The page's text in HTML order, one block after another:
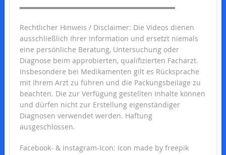
▬▬▬▬▬▬▬▬▬▬▬▬▬▬▬▬▬▬▬▬▬▬
Rechtlicher Hinweis / Disclaimer: Die Videos dienen
ausschließlich Ihrer Information und ersetzt niemals
eine persönliche Beratung, Untersuchung oder
Diagnose beim approbierten, qualifizierten Facharzt.
Insbesondere bei Medikamenten gilt es Rücksprache
mit Ihrem Arzt zu führen und die Packungsbeilage zu
beachten. Die zur Verfügung gestellten Inhalte können
und dürfen nicht zur Erstellung eigenständiger
Diagnosen verwendet werden. Haftung
ausgeschlossen.
Facebook- & Instagram-Icon: Icon made by freepik